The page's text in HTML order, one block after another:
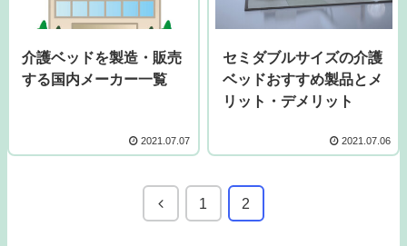
介護ベッドを製造・販売
する国内メーカー一覧
2021.07.07
セミダブルサイズの介護
ベッドおすすめ製品とメ
リット・デメリット
2021.07.06
1 2